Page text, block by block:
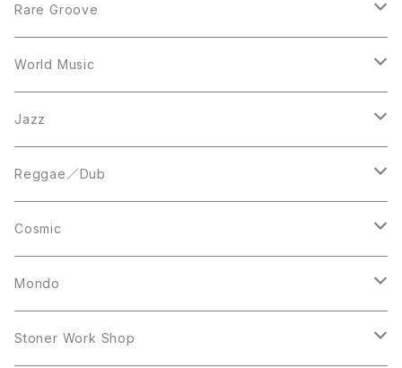
12inch
7inch
12inch
LP
Acetate Press
10inch
Rare Groove
12inch
LP
World Music
12inch
LP
Jazz
LP
12inch
Reggae／Dub
LP
12inch
Cosmic
12inch
LP
Mondo
LP
Stoner Work Shop